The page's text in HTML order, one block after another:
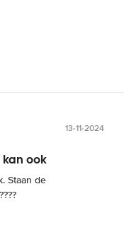
13-11-2024
ook
Staan de